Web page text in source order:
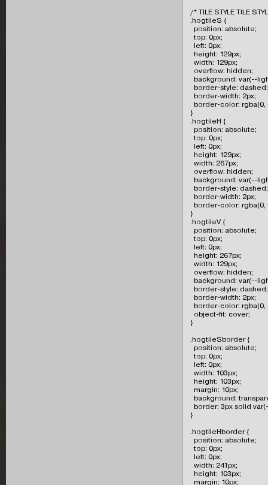
/* TILE STYLE TILE
.hogtileS {
  position: absolute;
  top: 0px;
  left: 0px;
  height: 129px;
  width: 129px;
  overflow: hidden;
background: var(--
  border-style: dashed;
  border-width: 2px;
border-color: rgba(0,
}
.hogtileH {
  position: absolute;
  top: 0px;
  left: 0px;
  height: 129px;
  width: 267px;
  overflow: hidden;
background: var(--
  border-style: dashed;
  border-width: 2px;
border-color: rgba(0,
}
.hogtileV {
  position: absolute;
  top: 0px;
  left: 0px;
  height: 267px;
  width: 129px;
  overflow: hidden;
background: var(--
  border-style: dashed;
  border-width: 2px;
border-color: rgba(0,
  object-fit: cover;
}
.hogtileSborder {
  position: absolute;
  top: 0px;
  left: 0px;
  width: 103px;
  height: 103px;
  margin: 10px;
background:
border: 3px solid
}
.hogtileHborder {
  position: absolute;
  top: 0px;
  left: 0px;
  width: 241px;
  height: 103px;
  margin: 10px;